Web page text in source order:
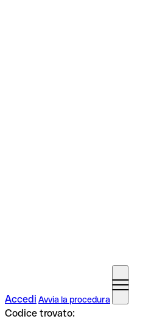
Accedi Avvia la procedura
Codice trovato: